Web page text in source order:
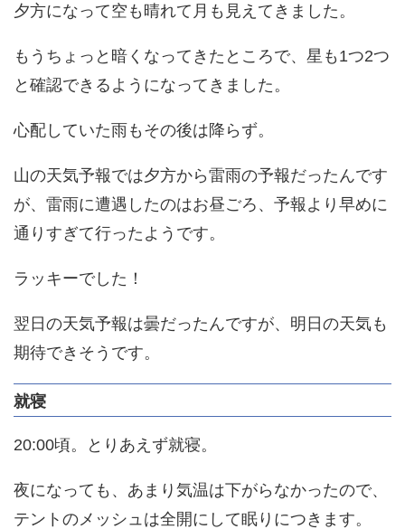
夕方になって空も晴れて月も見えてきました。
もうちょっと暗くなってきたところで、星も1つ2つ
と確認できるようになってきました。
心配していた雨もその後は降らず。
山の天気予報では夕方から雷雨の予報だったんです
が、雷雨に遭遇したのはお昼ごろ、予報より早めに
通りすぎて行ったようです。
ラッキーでした！
翌日の天気予報は曇だったんですが、明日の天気も
期待できそうです。
就寝
20:00頃。とりあえず就寝。
夜になっても、あまり気温は下がらなかったので、
テントのメッシュは全開にして眠りにつきます。